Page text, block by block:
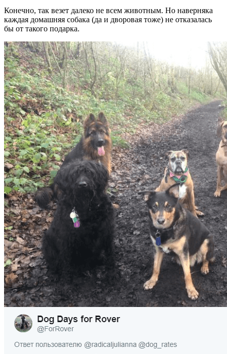
Конечно, так везет далеко не всем животным. Но наверняка
каждая домашняя собака (да и дворовая тоже) не отказалась
бы от такого подарка.